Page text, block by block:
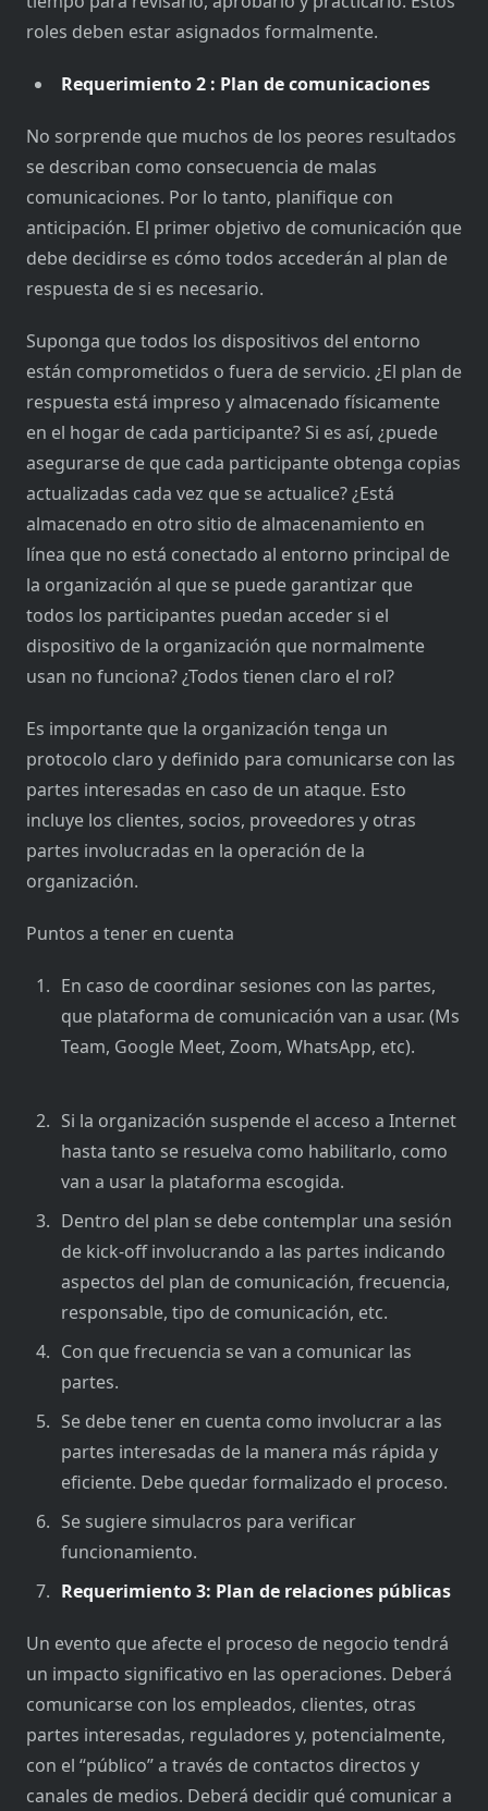
roles deben estar asignados formalmente.
Requerimiento 2 : Plan de comunicaciones
No sorprende que muchos de los peores resultados
se describan como consecuencia de malas
comunicaciones. Por lo tanto, planifique con
anticipación. El primer objetivo de comunicación que
debe decidirse es cómo todos accederán al plan de
respuesta de si es necesario.
Suponga que todos los dispositivos del entorno
están comprometidos o fuera de servicio. ¿El plan de
respuesta está impreso y almacenado físicamente
en el hogar de cada participante? Si es así, ¿puede
asegurarse de que cada participante obtenga copias
actualizadas cada vez que se actualice? ¿Está
almacenado en otro sitio de almacenamiento en
línea que no está conectado al entorno principal de
la organización al que se puede garantizar que
todos los participantes puedan acceder si el
dispositivo de la organización que normalmente
usan no funciona? ¿Todos tienen claro el rol?
Es importante que la organización tenga un
protocolo claro y definido para comunicarse con las
partes interesadas en caso de un ataque. Esto
incluye los clientes, socios, proveedores y otras
partes involucradas en la operación de la
organización.
Puntos a tener en cuenta
En caso de coordinar sesiones con las partes,
que plataforma de comunicación van a usar. (Ms
Team, Google Meet, Zoom, WhatsApp, etc).
Si la organización suspende el acceso a Internet
hasta tanto se resuelva como habilitarlo, como
van a usar la plataforma escogida.
Dentro del plan se debe contemplar una sesión
de kick-off involucrando a las partes indicando
aspectos del plan de comunicación, frecuencia,
responsable, tipo de comunicación, etc.
Con que frecuencia se van a comunicar las
partes.
Se debe tener en cuenta como involucrar a las
partes interesadas de la manera más rápida y
eficiente. Debe quedar formalizado el proceso.
Se sugiere simulacros para verificar
funcionamiento.
Requerimiento 3: Plan de relaciones públicas
Un evento que afecte el proceso de negocio tendrá
un impacto significativo en las operaciones. Deberá
comunicarse con los empleados, clientes, otras
partes interesadas, reguladores y, potencialmente,
con el “público” a través de contactos directos y
canales de medios. Deberá decidir qué comunicar a